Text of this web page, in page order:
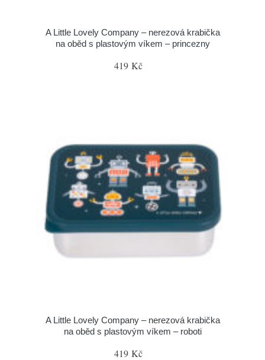
A Little Lovely Company – nerezová krabička
na oběd s plastovým víkem – princezny
419 Kč
A Little Lovely Company – nerezová krabička
na oběd s plastovým víkem – roboti
419 Kč